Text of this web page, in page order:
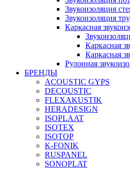
Звукоизоляция
Звукоизоляция
Каркасная
Каркасная
Каркасная
Рулонная
БРЕНДЫ
ACOUSTIC GYPS
DECOUSTIC
FLEXAKUSTIK
HERADESIGN
ISOPLAAT
ISOTEX
ISOTOP
K-FONIK
RUSPANEL
SONOPLAT